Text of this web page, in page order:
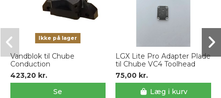
Ikke på lager
Vandblok til Chube
Conduction
423,20 kr.
Se
LGX Lite Pro Adapter Plade
til Chube VC4 Toolhead
75,00 kr.
Læg i kurv